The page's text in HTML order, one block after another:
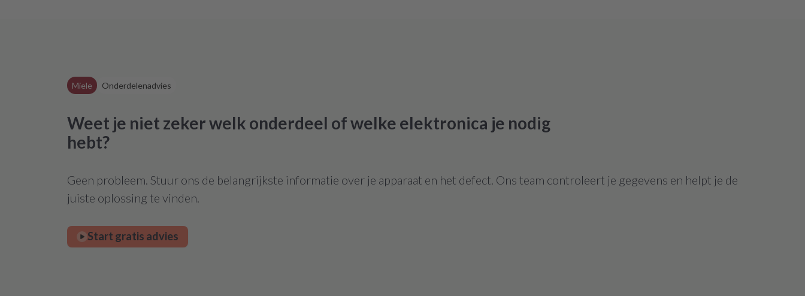
Miele Onderdelenadvies
Weet je niet zeker welk onderdeel of welke elektronica je nodig
hebt?
Geen probleem. Stuur ons de belangrijkste informatie over je apparaat en het defect. Ons team controleert je gegevens en helpt je de
juiste oplossing te vinden.
Start gratis advies